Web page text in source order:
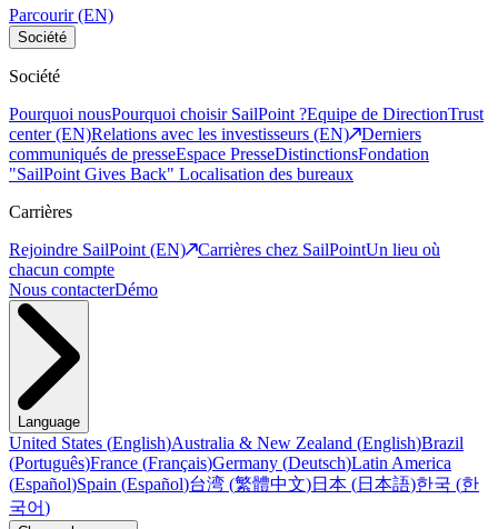
Parcourir (EN)
Société
Société
Pourquoi nousPourquoi choisir SailPoint ?Equipe de DirectionTrust
center (EN)Relations avec les investisseurs (EN)
Derniers
communiqués de presseEspace PresseDistinctionsFondation
"SailPoint Gives Back" Localisation des bureaux
Carrières
Rejoindre SailPoint (EN)
Carrières chez SailPointUn lieu où
chacun compte
Nous contacterDémo
Language
United States (English)Australia & New Zealand (English)Brazil
(Português)France (Français)Germany (Deutsch)Latin America
(Español)Spain (Español)台湾 (繁體中文)日本 (日本語)한국 (한
국어)